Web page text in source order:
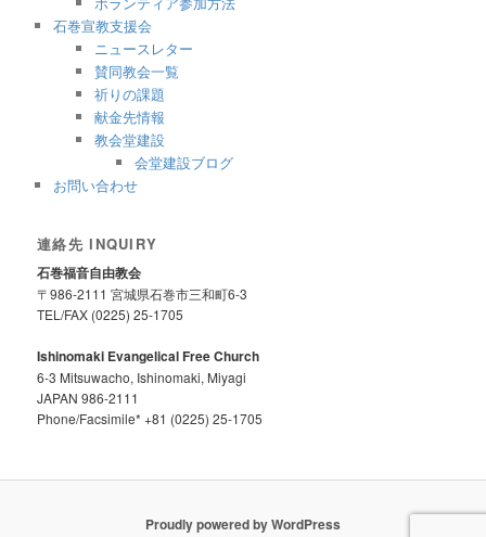
石巻宣教支援会
ニュースレター
賛同教会一覧
祈りの課題
献金先情報
教会堂建設
会堂建設ブログ
お問い合わせ
連絡先 INQUIRY
石巻福音自由教会
〒986-2111 宮城県石巻市三和町6-3
TEL/FAX (0225) 25-1705
Ishinomaki Evangelical Free Church
6-3 Mitsuwacho, Ishinomaki, Miyagi
JAPAN 986-2111
Phone/Facsimile* +81 (0225) 25-1705
Proudly powered by WordPress